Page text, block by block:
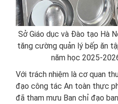
Sở Giáo dục và Đào tạo Hà
tăng cường quản lý bếp ăn
năm học 2025-
Với trách nhiệm là cơ quan
đạo công tác An toàn thực
đã tham mưu Ban chỉ đạo